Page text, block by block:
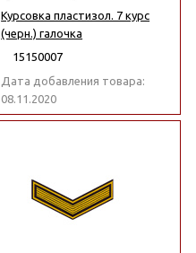
Курсовка пластизол. 7 курс
(черн.) галочка
15150007
Дата добавления товара:
08.11.2020